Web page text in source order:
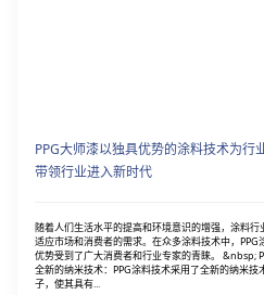
PPG大师漆以独具优势的涂料技术为行
带领行业进入新时代
随着人们生活水平的提高和环境意识的增强，涂料行
适应市场和消费者的需求。在众多涂料技术中，PPG
优势受到了广大消费者和行业专家的青睐。 &nbsp; PPG涂料技术的创新 1. 采用
全新的纳米技术：PPG涂料技术采用了全新的纳米技
子，使其具有...